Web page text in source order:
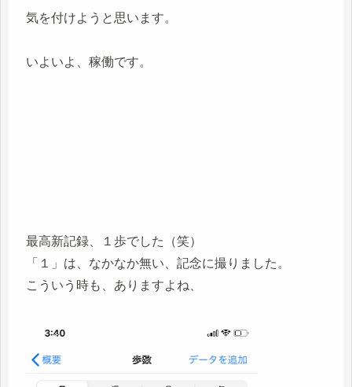
気を付けようと思います。
いよいよ、稼働です。
最高新記録、１歩でした（笑）
「１」は、なかなか無い、記念に撮りました。
こういう時も、ありますよね、